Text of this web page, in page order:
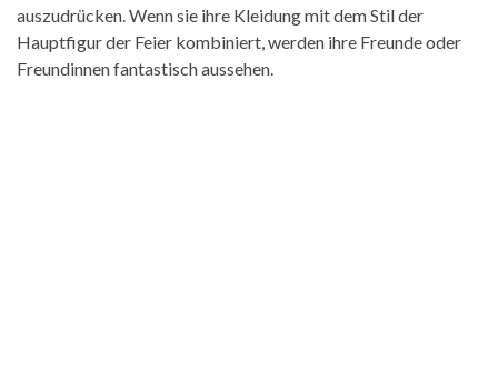
auszudrücken. Wenn sie ihre Kleidung mit dem Stil der
Hauptfigur der Feier kombiniert, werden ihre Freunde oder
Freundinnen fantastisch aussehen.